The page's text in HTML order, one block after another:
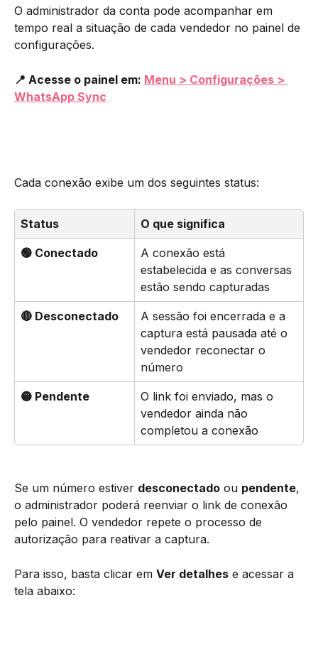
O administrador da conta pode acompanhar em
tempo real a situação de cada vendedor no painel de
configurações.
📍 Acesse o painel em: Menu > Configurações >
WhatsApp Sync
Cada conexão exibe um dos seguintes status:
Status O que significa
🟢 Conectado
A conexão está
estabelecida e as conversas
estão sendo capturadas
🔴 Desconectado
A sessão foi encerrada e a
captura está pausada até o
vendedor reconectar o
número
🟡 Pendente
O link foi enviado, mas o
vendedor ainda não
completou a conexão
Se um número estiver desconectado ou pendente,
o administrador poderá reenviar o link de conexão
pelo painel. O vendedor repete o processo de
autorização para reativar a captura.
Para isso, basta clicar em Ver detalhes e acessar a
tela abaixo: